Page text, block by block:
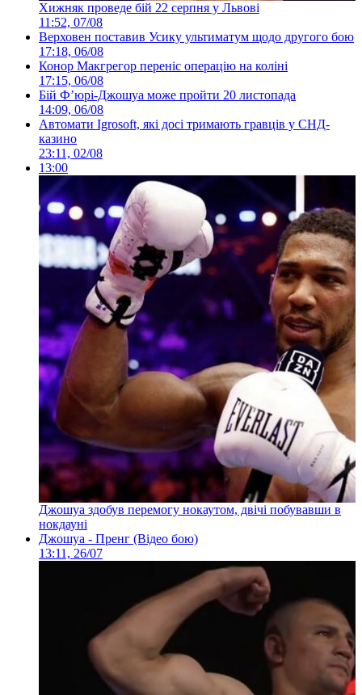
Хижняк проведе бій 22 серпня у Львові
11:52, 07/08
Верховен поставив Усику ультиматум щодо другого бою
17:18, 06/08
Конор Макгрегор переніс операцію на коліні
17:15, 06/08
Бій Ф’юрі-Джошуа може пройти 20 листопада
14:09, 06/08
Автомати Igrosoft, які досі тримають гравців у СНД-
казино
23:11, 02/08
13:00
Джошуа здобув перемогу нокаутом, двічі побувавши в
нокдауні
Джошуа - Пренг (Відео бою)
13:11, 26/07